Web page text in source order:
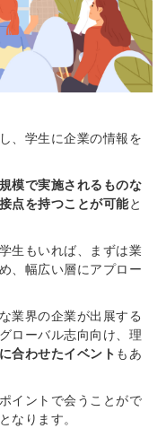
、学生に企業の情報を
模で実施されるものな
点を持つことが可能と
生もいれば、まずは業
、幅広い層にアプロー
業界の企業が出展する
ローバル志向向け、理
合わせたイベント もあ
イントで会うことがで
なります。